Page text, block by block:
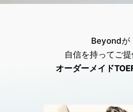
Beyondが
自信を持ってご
オーダーメイド